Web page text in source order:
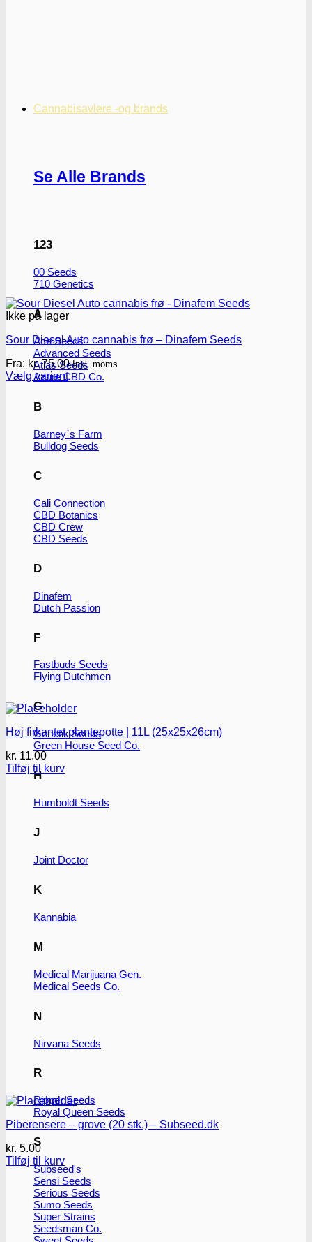
Cannabisavlere -og brands
Se Alle Brands
123
00 Seeds
710 Genetics
A
Ace Seeds
Advanced Seeds
Atlas Seeds
Azure CBD Co.
B
Barney´s Farm
Bulldog Seeds
C
Cali Connection
CBD Botanics
CBD Crew
CBD Seeds
D
Dinafem
Dutch Passion
F
Fastbuds Seeds
Flying Dutchmen
G
Genetik Seeds
Green House Seed Co.
H
Humboldt Seeds
J
Joint Doctor
K
Kannabia
M
Medical Marijuana Gen.
Medical Seeds Co.
N
Nirvana Seeds
R
Ripper Seeds
Royal Queen Seeds
S
Subseed's
Sensi Seeds
Serious Seeds
Sumo Seeds
Super Strains
Seedsman Co.
Ikke på lager
Sour Diesel Auto cannabis frø – Dinafem Seeds
Fra: kr.75.00 Inkl. moms
Vælg variant
varianter.
Mulighederne
vælges
varesiden
Høj firkantet plantepotte | 11L (25x25x26cm)
kr. 11.00
Tilføj til kurv
Piberensere – grove (20 stk.) – Subseed.dk
kr. 5.00
Tilføj til kurv